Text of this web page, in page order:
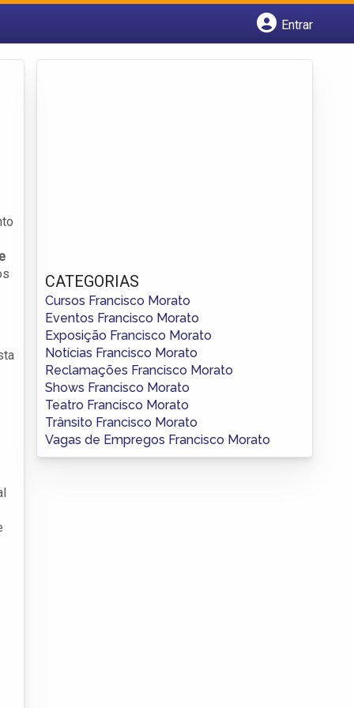
Entrar
CATEGORIAS
Cursos Francisco Morato
Eventos Francisco Morato
Exposição Francisco Morato
Notícias Francisco Morato
Reclamações Francisco Morato
Shows Francisco Morato
Teatro Francisco Morato
Trânsito Francisco Morato
Vagas de Empregos Francisco Morato